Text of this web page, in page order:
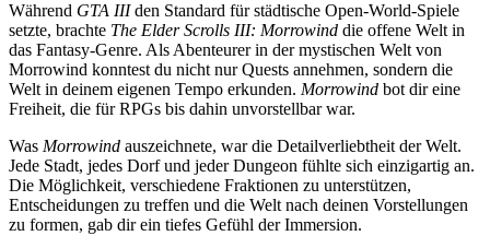
Während GTA IIIden Standard für städtische Open-World-Spiele
setzte, brachte The Elder Scrolls III: Morrowind die offene Welt in
das Fantasy-Genre. Als Abenteurer in der mystischen Welt von
Morrowind konntest du nicht nur Quests annehmen, sondern die
Welt in deinem eigenen Tempo erkunden. Morrowind bot dir eine
Freiheit, die für RPGs bis dahin unvorstellbar war.
Was Morrowind auszeichnete, war die Detailverliebtheit der Welt.
Jede Stadt, jedes Dorf und jeder Dungeon fühlte sich einzigartig an.
Die Möglichkeit, verschiedene Fraktionen zu unterstützen,
Entscheidungen zu treffen und die Welt nach deinen Vorstellungen
zu formen, gab dir ein tiefes Gefühl der Immersion.